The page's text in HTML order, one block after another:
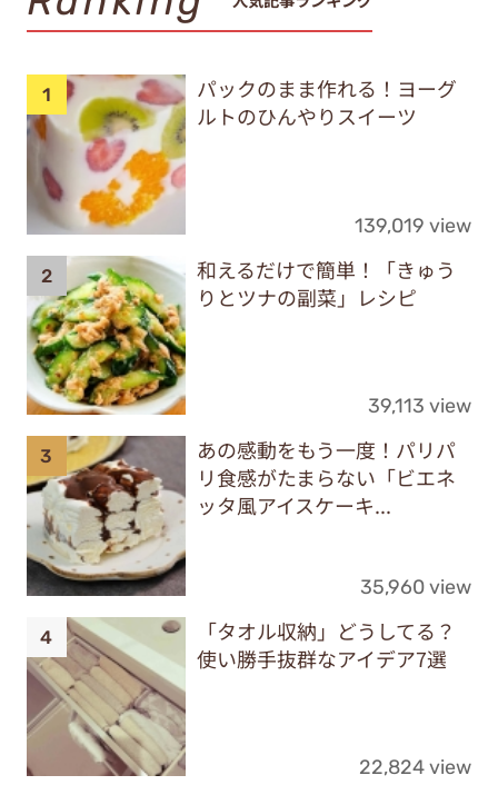
パックのまま作れる！ヨーグ
ルトのひんやりスイーツ
139,019 view
和えるだけで簡単！「きゅう
りとツナの副菜」レシピ
39,113 view
あの感動をもう一度！パリパ
リ食感がたまらない「ビエネ
ッタ風アイスケーキ...
35,960 view
「タオル収納」どうしてる？
使い勝手抜群なアイデア7選
22,824 view